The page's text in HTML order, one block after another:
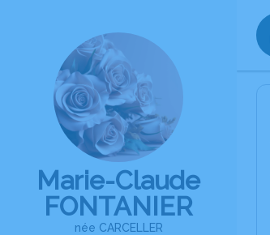
Marie-Claude
FONTANIER
née CARCELLER